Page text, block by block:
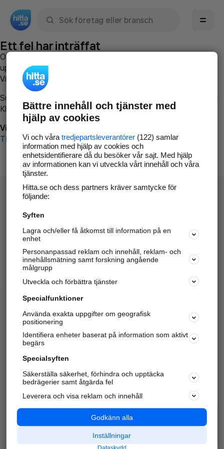
Ett fel har inträffat
Om du vill kan du
uppstod så att vi lättare och snabbare kan avhjälpa det.
Vänligen försök med följande:
Surfa till
Klicka påTillbaka-knappen i webbläsaren och försök igen
Vi beklagar besväret!
Till startsidan
Hitta.se - Gratis nummerupplysning.
Sök företag, personer och platser.
Hitta telefonnummer, adresser, företagsinfo mm.
Marknadsför företaget
Kom igång och annonsera mot
samarbetspartners nära dig.
Alla kategorier
Populära sökningar
API & Kartor
Annonsera
Integritet
Nödnummer
Bättre innehåll och tjänster med
hjälp av cookies
Vi och våra tredjepartsleverantörer(122) samlar
information med hjälp av cookies och
enhetsidentifierare då du besöker vår sajt. Med hjälp
av informationen kan vi utveckla vårt innehåll och våra
tjänster.
Hitta.se och dess partners kräver samtycke för
följande:
Syften
Lagra och/eller få åtkomst till information på en
enhet
Personanpassad reklam och innehåll, reklam- och
innehållsmätning samt forskning angående
målgrupp
Utveckla och förbättra tjänster
Specialfunktioner
Använda exakta uppgifter om geografisk
positionering
Identifiera enheter baserat på information som aktivt
begärs
Specialsyften
Säkerställa säkerhet, förhindra och upptäcka
bedrägerier samt åtgärda fel
Leverera och visa reklam och innehåll
Godkänn alla
Inställningar
Dataskydd